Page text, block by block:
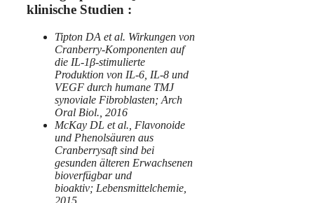
klinische Studien :
Tipton DA et al. Wirkungen von
Cranberry-Komponenten auf
die IL-1β-stimulierte
Produktion von IL-6, IL-8 und
VEGF durch humane TMJ
synoviale Fibroblasten; Arch
Oral Biol., 2016
McKay DL et al., Flavonoide
und Phenolsäuren aus
Cranberrysaft sind bei
gesunden älteren Erwachsenen
bioverfügbar und
bioaktiv; Lebensmittelchemie,
2015